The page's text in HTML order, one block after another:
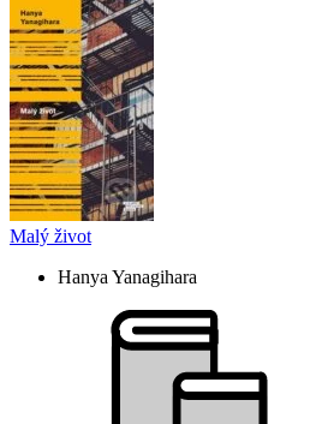
Malý život
Hanya Yanagihara